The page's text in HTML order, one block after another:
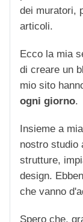
dei muratori,
articoli.
Ecco la mia
di creare un
mio sito
ogni giorno.
Insieme a
nostro studio
strutture,
design.
che vanno
Spero che,